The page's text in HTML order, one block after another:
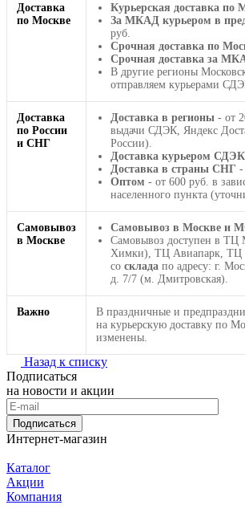
Доставка
по Москве
Курьерская доставка по
За МКАД курьером в
руб.
Срочная доставка по
Срочная доставка за
В другие регионы
отправляем курьерами
Доставка
по России
и СНГ
Доставка в регионы - от
выдачи СДЭК, Яндекс
России).
Доставка курьером СДЭК
Доставка в страны СНГ -
Оптом - от 600 руб. в
населенного пункта
Самовывоз
в Москве
Самовывоз в Москве и
Самовывоз доступен в ТЦ
Химки), ТЦ Авиапарк, ТЦ
со склада по адресу: г.
д. 7/7 (м. Дмитровская).
Важно
В праздничные и
на курьерскую доставку по
изменены.
Назад к списку
Подписаться
на новости и акции
Подписаться
Интернет-магазин
Каталог
Акции
Компания